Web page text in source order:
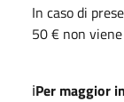
In caso di
50 € non
ℹ️Per maggior